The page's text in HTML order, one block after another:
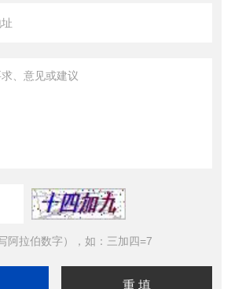
阿拉伯数字），如：三加四=7